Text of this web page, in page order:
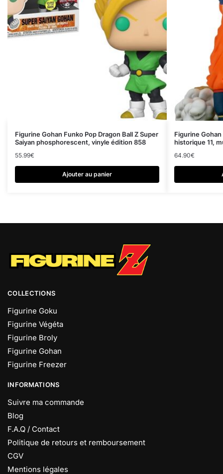
Figurine Gohan Funko Pop Dragon Ball Z Super
Saiyan phosphorescent, vinyle édition 858
55.99€
Ajouter au panier
Figurine
historique 11,
64.90€
COLLECTIONS
Figurine Goku
Figurine Végéta
Figurine Broly
Figurine Gohan
Figurine Freezer
INFORMATIONS
Suivre ma commande
Blog
F.A.Q / Contact
Politique de retours et remboursement
CGV
Mentions légales